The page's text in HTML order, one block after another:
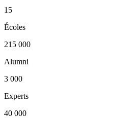
15
Écoles
215 000
Alumni
3 000
Experts
40 000